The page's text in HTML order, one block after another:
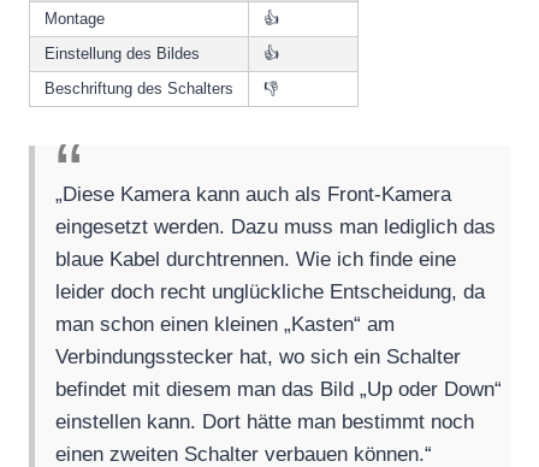
Montage
👍
Einstellung des Bildes
👍
Beschriftung des Schalters
👎
„Diese Kamera kann auch als Front-Kamera
eingesetzt werden. Dazu muss man lediglich das
blaue Kabel durchtrennen. Wie ich finde eine
leider doch recht unglückliche Entscheidung, da
man schon einen kleinen „Kasten“ am
Verbindungsstecker hat, wo sich ein Schalter
befindet mit diesem man das Bild „Up oder Down“
einstellen kann. Dort hätte man bestimmt noch
einen zweiten Schalter verbauen können.“